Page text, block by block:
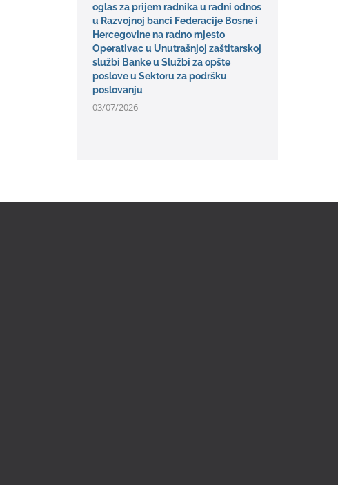
oglas za prijem radnika u radni odnos
u Razvojnoj banci Federacije Bosne i
Hercegovine na radno mjesto
Operativac u Unutrašnjoj zaštitarskoj
službi Banke u Službi za opšte
poslove u Sektoru za podršku
poslovanju
03/07/2026